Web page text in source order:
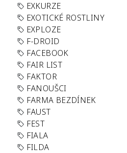
EXKURZE
EXOTICKÉ ROSTLINY
EXPLOZE
F-DROID
FACEBOOK
FAIR LIST
FAKTOR
FANOUŠCI
FARMA BEZDÍNEK
FAUST
FEST
FIALA
FILDA